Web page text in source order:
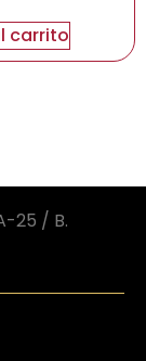
carrito
25 / B.